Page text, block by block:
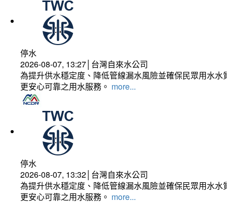
停水
2026-08-07, 13:27│台灣自來水公司
為提升供水穩定度、降低管線漏水風險並確保民眾用水
更安心可靠之用水服務。 more...
停水
2026-08-07, 13:32│台灣自來水公司
為提升供水穩定度、降低管線漏水風險並確保民眾用水
更安心可靠之用水服務。 more...